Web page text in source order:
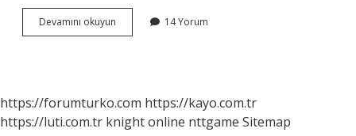
Devamını okuyun Bağımsız
Devletlere
14 Yorum
https://forumturko.com https://kayo.com.tr
https://luti.com.tr knight online nttgame Sitemap